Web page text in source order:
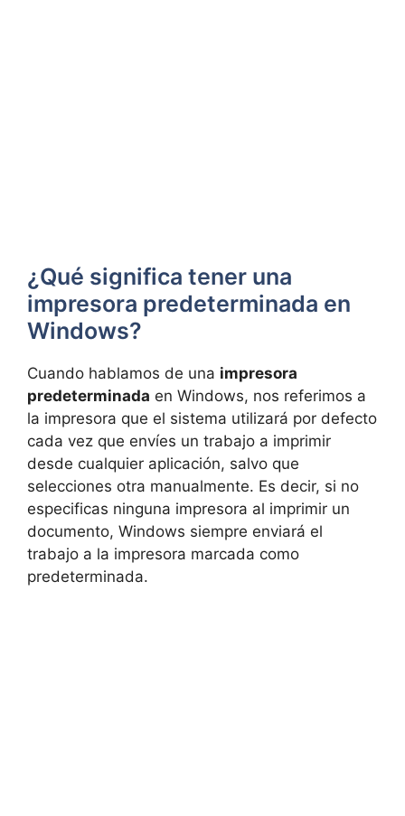
¿Qué significa tener una
impresora predeterminada en
Windows?
Cuando hablamos de una impresora
predeterminada en Windows, nos referimos a
la impresora que el sistema utilizará por defecto
cada vez que envíes un trabajo a imprimir
desde cualquier aplicación, salvo que
selecciones otra manualmente. Es decir, si no
especificas ninguna impresora al imprimir un
documento, Windows siempre enviará el
trabajo a la impresora marcada como
predeterminada.